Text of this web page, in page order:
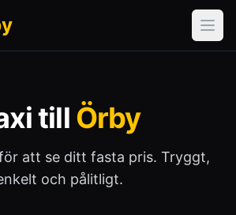
till Örby
att se ditt fasta pris. Tryggt,
och pålitligt.